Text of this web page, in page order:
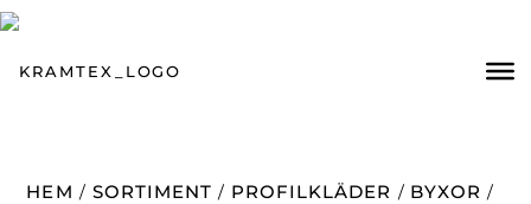
HEM / SORTIMENT / PROFILKLÄDER / BYXOR /